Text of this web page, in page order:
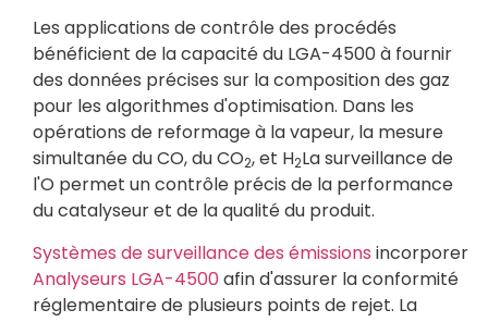
Les applications de contrôle des procédés
bénéficient de la capacité du LGA-4500 à fournir
des données précises sur la composition des gaz
pour les algorithmes d'optimisation. Dans les
opérations de reformage à la vapeur, la mesure
simultanée du CO, du CO2, et H2La surveillance de
l'O permet un contrôle précis de la performance
du catalyseur et de la qualité du produit.
Systèmes de surveillance des émissions incorporer
Analyseurs LGA-4500afin d'assurer la conformité
réglementaire de plusieurs points de rejet. La